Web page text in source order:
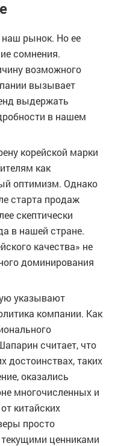
наш рынок. Но ее
сомнения.
возможного
вызывает
выдержать
в нашем
корейской марки
как
оптимизм. Однако
старта продаж
скептически
в нашей стране.
качества» не
доминирования
указывают
компании. Как
считает, что
достоинствах, таких
оказались
многочисленных и
китайских
просто
ценниками